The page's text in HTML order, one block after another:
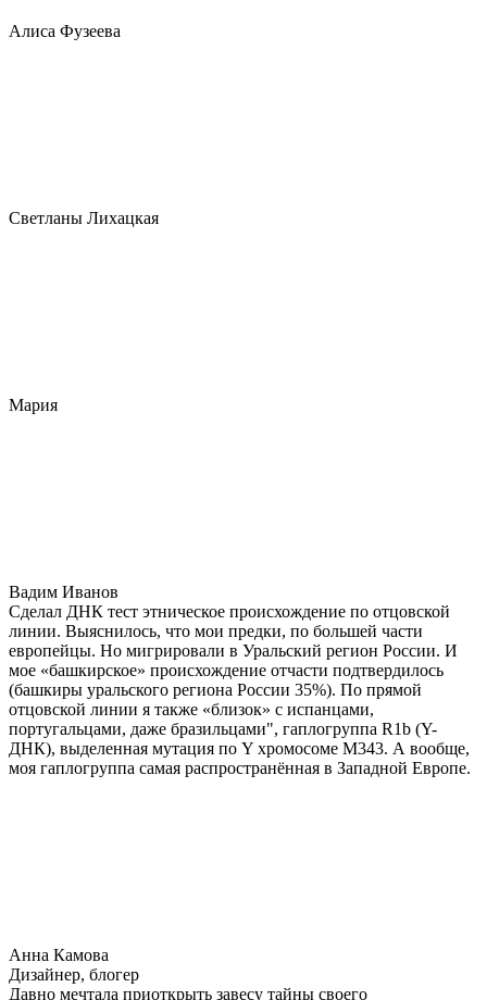
Алиса Фузеева
Светланы Лихацкая
Мария
Вадим Иванов
Сделал ДНК тест этническое происхождение по отцовской
линии. Выяснилось, что мои предки, по большей части
европейцы. Но мигрировали в Уральский регион России. И
мое «башкирское» происхождение отчасти подтвердилось
(башкиры уральского региона России 35%). По прямой
отцовской линии я также «близок» с испанцами,
португальцами, даже бразильцами", гаплогруппа R1b (Y-
ДНК), выделенная мутация по Y хромосоме М343. А вообще,
моя гаплогруппа самая распространённая в Западной Европе.
Анна Камова
Дизайнер, блогер
Давно мечтала приоткрыть завесу тайны своего